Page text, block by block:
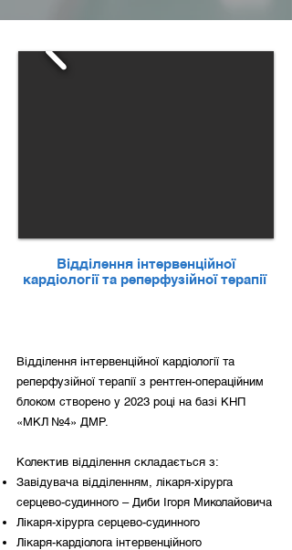
Відділення інтервенційної
кардіології та реперфузійної терапії
Відділення інтервенційної кардіології та
реперфузійної терапії з рентген-операційним
блоком створено у 2023 році на базі КНП
«МКЛ №4» ДМР.
Колектив відділення складається з:
Завідувача відділенням, лікаря-хірурга
серцево-судинного – Диби Ігоря Миколайовича
Лікаря-хірурга серцево-судинного
Лікаря-кардіолога інтервенційного